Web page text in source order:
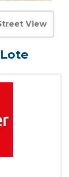
View